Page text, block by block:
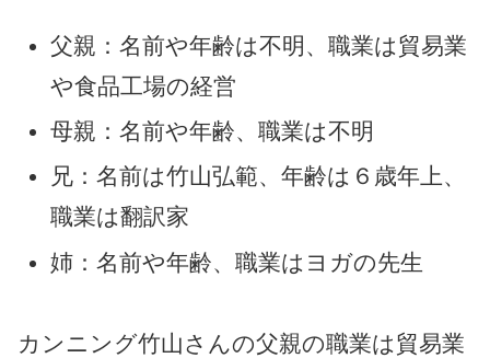
父親：名前や年齢は不明、職業は貿易業
や食品工場の経営
母親：名前や年齢、職業は不明
兄：名前は竹山弘範、年齢は６歳年上、
職業は翻訳家
姉：名前や年齢、職業はヨガの先生
カンニング竹山さんの父親の職業は貿易業